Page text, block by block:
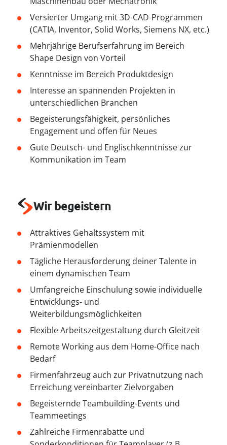
----
--
Versierter Umgang mit 3D-CAD-Programmen
(CATIA, Inventor, Solid Works, Siemens NX, etc.)
Mehrjährige Berufserfahrung im Bereich
Shape Design von Vorteil
Kenntnisse im Bereich Produktdesign
Interesse an spannenden Projekten in
unterschiedlichen Branchen
Begeisterungsfähigkeit, persönliches
Engagement und offen für Neues
Gute Deutsch- und Englischkenntnisse zur
Kommunikation im Team
Wir begeistern
Attraktives Gehaltssystem mit
Prämienmodellen
Tägliche Herausforderung deiner Talente in
einem dynamischen Team
Umfangreiche Einschulung sowie individuelle
Entwicklungs- und
Weiterbildungsmöglichkeiten
Flexible Arbeitszeitgestaltung durch Gleitzeit
Remote Working aus dem Home-Office nach
Bedarf
Firmenfahrzeug auch zur Privatnutzung nach
Erreichung vereinbarter Zielvorgaben
Begeisternde Teambuilding-Events und
Teammeetings
Zahlreiche Firmenrabatte und